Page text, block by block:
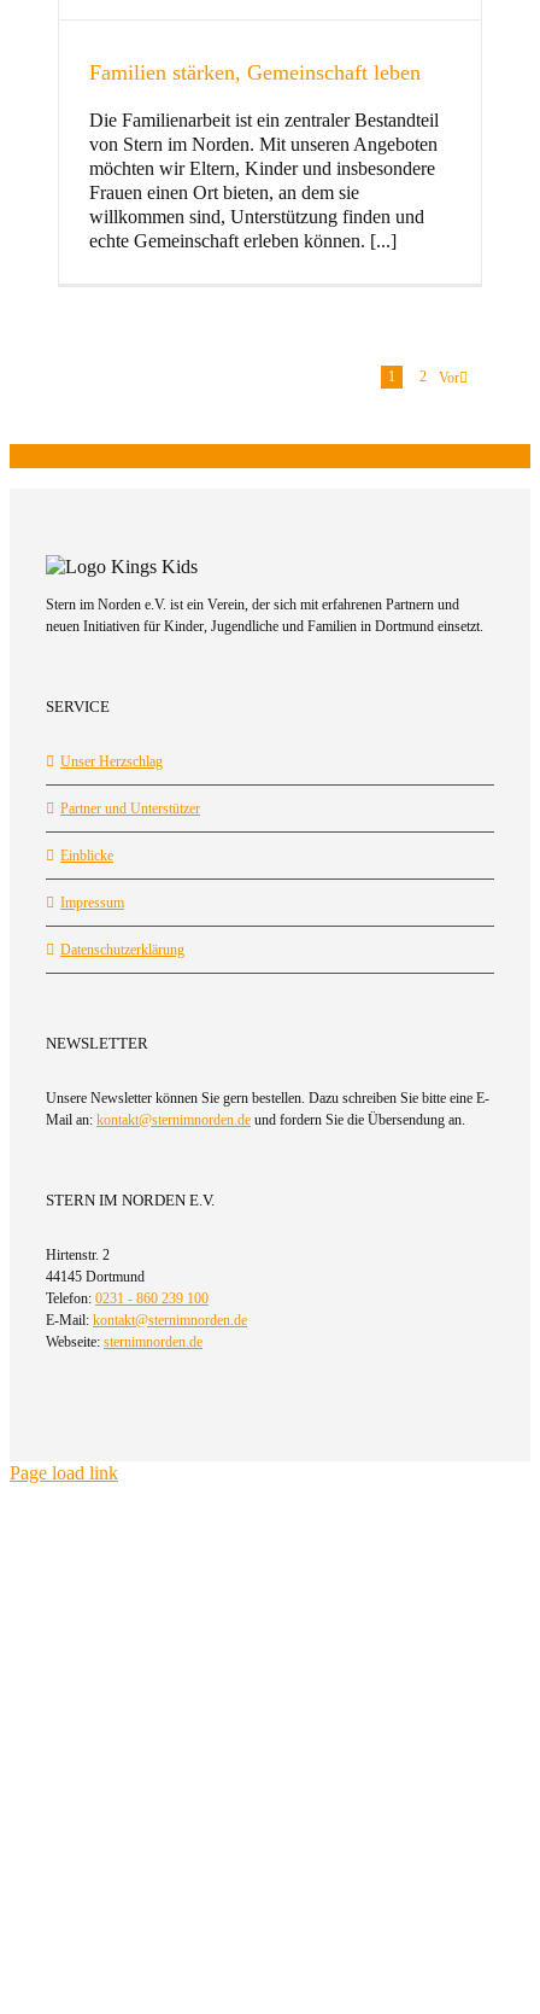
Familien stärken, Gemeinschaft leben
Die Familienarbeit ist ein zentraler Bestandteil
von Stern im Norden. Mit unseren Angeboten
möchten wir Eltern, Kinder und insbesondere
Frauen einen Ort bieten, an dem sie
willkommen sind, Unterstützung finden und
echte Gemeinschaft erleben können. [...]
1 2 Vor
Stern im Norden e.V. ist ein Verein, der sich mit erfahrenen Partnern und
neuen Initiativen für Kinder, Jugendliche und Familien in Dortmund einsetzt.
SERVICE
Unser Herzschlag
Partner und Unterstützer
Einblicke
Impressum
Datenschutzerklärung
NEWSLETTER
Unsere Newsletter können Sie gern bestellen. Dazu schreiben Sie bitte eine E-
Mail an: kontakt@sternimnorden.de und fordern Sie die Übersendung an.
STERN IM NORDEN E.V.
Hirtenstr. 2
44145 Dortmund
Telefon: 0231 - 860 239 100
E-Mail: kontakt@sternimnorden.de
Webseite: sternimnorden.de
Page load link